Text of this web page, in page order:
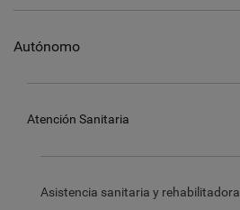
Autónomo
Atención Sanitaria
Asistencia sanitaria y rehabilitadora